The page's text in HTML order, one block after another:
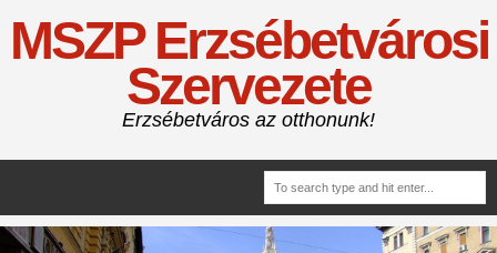
MSZP Erzsébetvárosi
Szervezete
Erzsébetváros az otthonunk!